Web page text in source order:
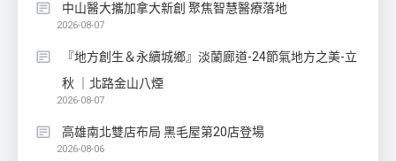
中山醫大攜加拿大新創 聚焦智慧醫療落地
2026-08-07
『地方創生＆永續城鄉』淡蘭廊道-24節氣地方之美-立
秋 ｜北路金山八煙
2026-08-07
高雄南北雙店布局 黑毛屋第20店登場
2026-08-06